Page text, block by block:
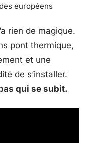
européens
rien de magique.
pont thermique,
et une
de s’installer.
qui se subit.